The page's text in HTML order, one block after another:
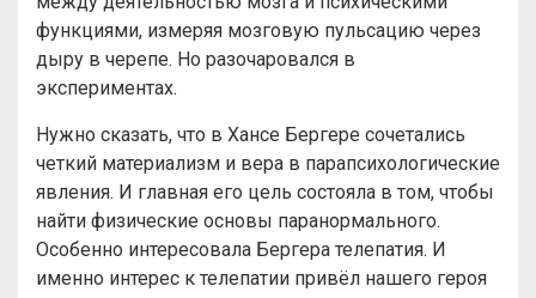
функциями, измеряя мозговую пульсацию через
дыру в черепе. Но разочаровался в
экспериментах.
Нужно сказать, что в Хансе Бергере сочетались
четкий материализм и вера в парапсихологические
явления. И главная его цель состояла в том, чтобы
найти физические основы паранормального.
Особенно интересовала Бергера телепатия. И
именно интерес к телепатии привёл нашего героя